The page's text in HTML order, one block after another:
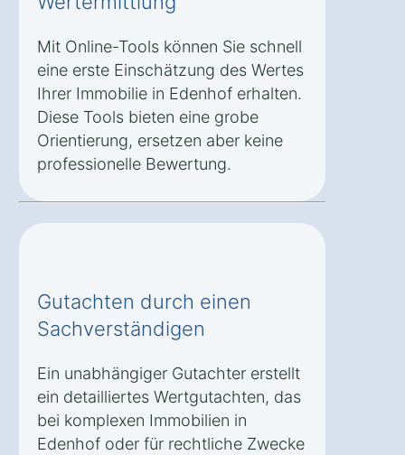
Mit Online-Tools können Sie schnell
eine erste Einschätzung des Wertes
Ihrer Immobilie in Edenhof erhalten.
Diese Tools bieten eine grobe
Orientierung, ersetzen aber keine
professionelle Bewertung.
Gutachten durch einen
Sachverständigen
Ein unabhängiger Gutachter erstellt
ein detailliertes Wertgutachten, das
bei komplexen Immobilien in
Edenhof oder für rechtliche Zwecke